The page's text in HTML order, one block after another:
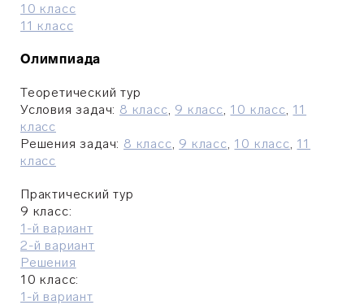
10 класс
11 класс
Олимпиада
Теоретический тур
Условия задач: 8 класс, 9 класс, 10 класс, 11
класс
Решения задач: 8 класс, 9 класс, 10 класс, 11
класс
Практический тур
9 класс:
1-й вариант
2-й вариант
Решения
10 класс:
1-й вариант